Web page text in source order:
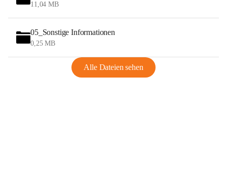
11,04 MB
05_Sonstige Informationen
0,25 MB
Alle Dateien sehen